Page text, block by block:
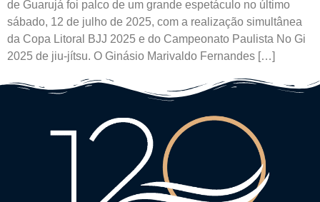
de Guarujá foi palco de um grande espetáculo no último
sábado, 12 de julho de 2025, com a realização simultânea
da Copa Litoral BJJ 2025 e do Campeonato Paulista No Gi
2025 de jiu-jítsu. O Ginásio Marivaldo Fernandes […]